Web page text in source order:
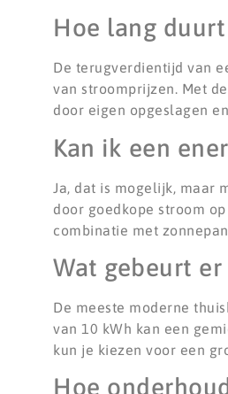
Hoe lang
De terugverdientijd van
van stroomprijzen. Met
door eigen opgeslagen
Kan ik een
Ja, dat is mogelijk, maar
door goedkope stroom
combinatie met
Wat gebeurt
De meeste moderne
van 10 kWh kan een
kun je kiezen voor een
Hoe